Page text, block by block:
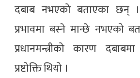
दबाब नभएको बताएका
प्रभावमा बस्ने मान्छे नभएको
प्रधानमन्त्रीको कारण
प्रष्टोक्ति थियो ।